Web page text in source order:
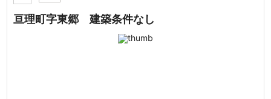
亘理町字東郷 建築条件なし